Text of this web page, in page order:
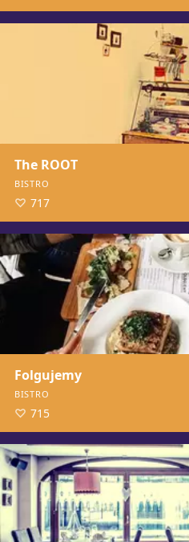
The ROOT
BISTRO
717
Folgujemy
BISTRO
715